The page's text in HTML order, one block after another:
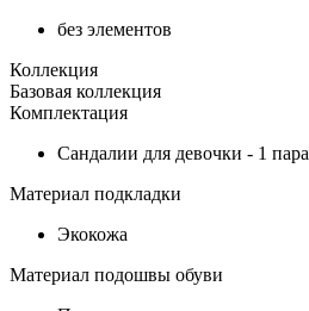
без элементов
Коллекция
Базовая коллекция
Комплектация
Сандалии для девочки - 1 пара
Материал подкладки
Экокожа
Материал подошвы обуви